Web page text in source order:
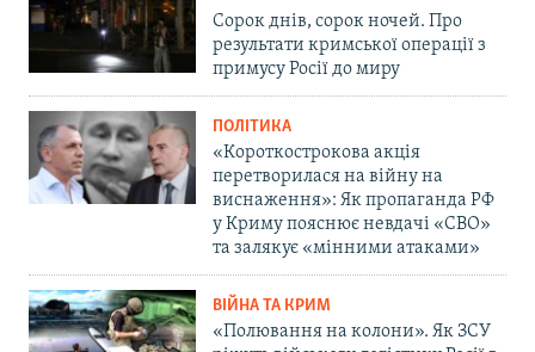
Сорок днів, сорок ночей. Про
результати кримської операції з
примусу Росії до миру
ПОЛІТИКА
«Короткострокова акція
перетворилася на війну на
виснаження»: Як пропаганда РФ
у Криму пояснює невдачі «СВО»
та залякує «мінними атаками»
ВІЙНА ТА КРИМ
«Полювання на колони». Як ЗСУ